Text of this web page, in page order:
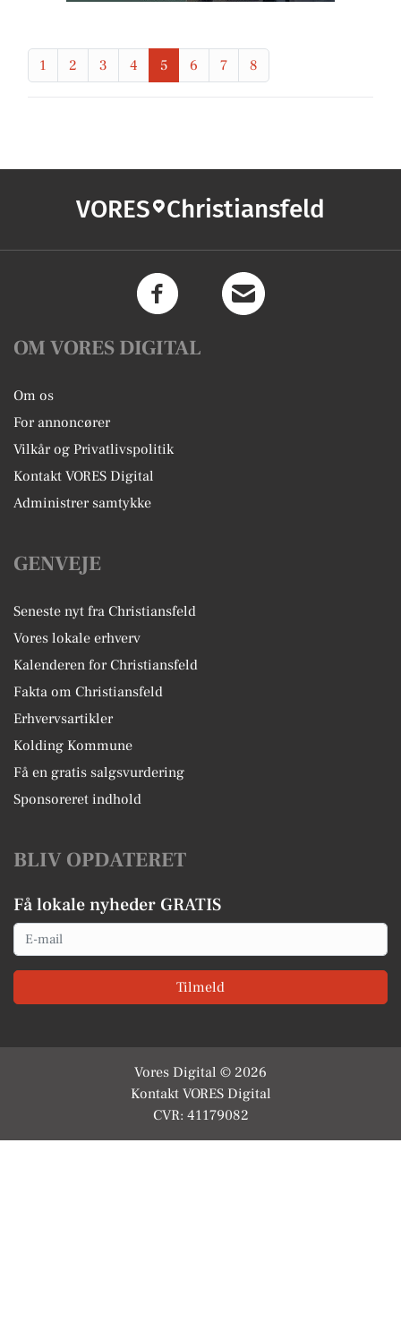
1 2 3 4 5 6 7 8
VORES Christiansfeld
OM VORES DIGITAL
Om os
For annoncører
Vilkår og Privatlivspolitik
Kontakt VORES Digital
Administrer samtykke
GENVEJE
Seneste nyt fra Christiansfeld
Vores lokale erhverv
Kalenderen for Christiansfeld
Fakta om Christiansfeld
Erhvervsartikler
Kolding Kommune
Få en gratis salgsvurdering
Sponsoreret indhold
BLIV OPDATERET
Få lokale nyheder GRATIS
Email
Tilmeld
Vores Digital © 2026
Kontakt VORES Digital
CVR: 41179082